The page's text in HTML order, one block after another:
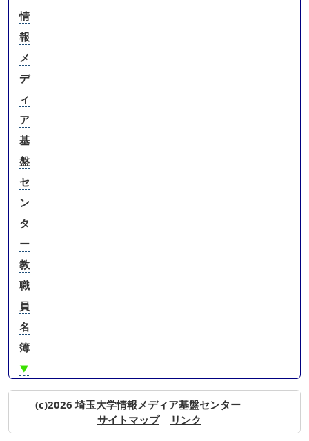
情
報
メ
デ
ィ
ア
基
盤
セ
ン
タ
ー
教
職
員
名
簿
▼
(c)2026 埼玉大学情報メディア基盤センター
サイトマップ
リンク